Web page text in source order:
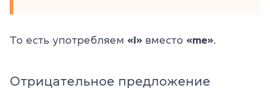
То есть употребляем «I» вместо «me»
Отрицательное предложение